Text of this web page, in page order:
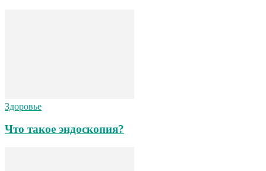
Здоровье
Что такое эндоскопия?